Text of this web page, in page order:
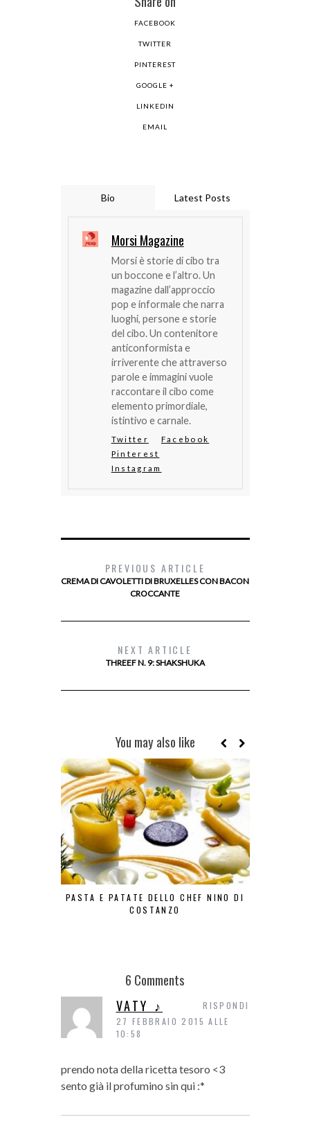
FACEBOOK
TWITTER
PINTEREST
GOOGLE +
LINKEDIN
EMAIL
Bio Latest Posts
Morsi Magazine
Morsi è storie di cibo tra
un boccone e l’altro. Un
magazine dall’approccio
pop e informale che narra
luoghi, persone e storie
del cibo. Un contenitore
anticonformista e
irriverente che attraverso
parole e immagini vuole
raccontare il cibo come
elemento primordiale,
istintivo e carnale.
Twitter
Facebook
Pinterest
Instagram
PREVIOUS ARTICLE
CREMA DI CAVOLETTI DI BRUXELLES CON BACON
CROCCANTE
NEXT ARTICLE
THREEF N. 9: SHAKSHUKA
You may also like
PASTA E PATATE DELLO CHEF NINO DI
COSTANZO
6 Comments
VATY ♪
27 FEBBRAIO 2015 ALLE
10:58
prendo nota della ricetta tesoro <3
sento già il profumino sin qui :*
RISPONDI